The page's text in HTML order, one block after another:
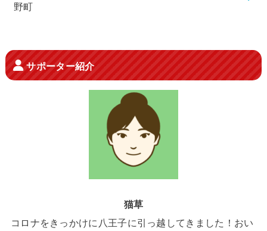
野町
サポーター紹介
猫草
コロナをきっかけに八王子に引っ越してきました！おい